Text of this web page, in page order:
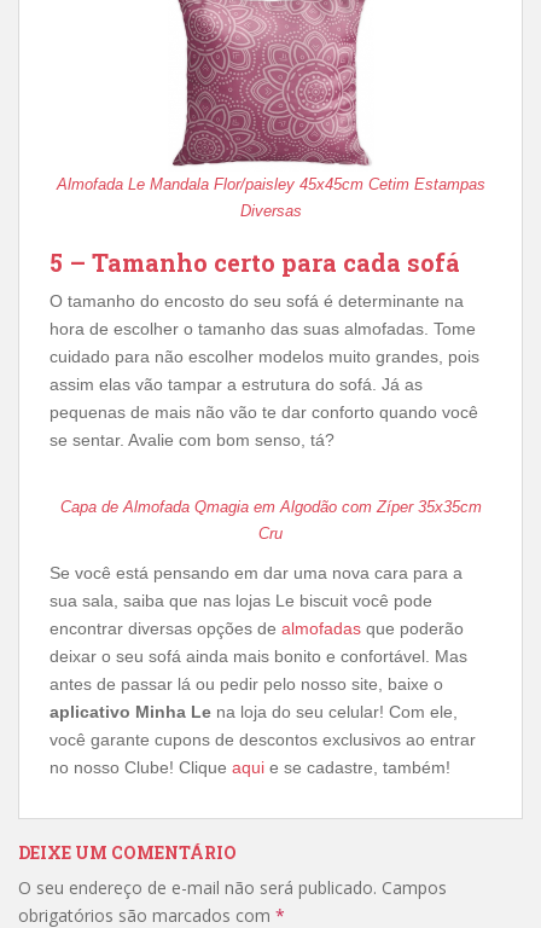
Almofada Le Mandala Flor/paisley 45x45cm Cetim Estampas
Diversas
5 – Tamanho certo para cada sofá
O tamanho do encosto do seu sofá é determinante na
hora de escolher o tamanho das suas almofadas. Tome
cuidado para não escolher modelos muito grandes, pois
assim elas vão tampar a estrutura do sofá. Já as
pequenas de mais não vão te dar conforto quando você
se sentar. Avalie com bom senso, tá?
Capa de Almofada Qmagia em Algodão com Zíper 35x35cm
Cru
Se você está pensando em dar uma nova cara para a
sua sala, saiba que nas lojas Le biscuit você pode
encontrar diversas opções de almofadas que poderão
deixar o seu sofá ainda mais bonito e confortável. Mas
antes de passar lá ou pedir pelo nosso site, baixe o
aplicativo Minha Le na loja do seu celular! Com ele,
você garante cupons de descontos exclusivos ao entrar
no nosso Clube! Clique aqui e se cadastre, também!
DEIXE UM COMENTÁRIO
O seu endereço de e-mail não será publicado. Campos
obrigatórios são marcados com *